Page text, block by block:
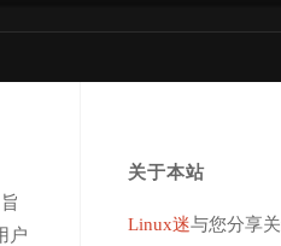
户
关于本站
Linux迷与您分享